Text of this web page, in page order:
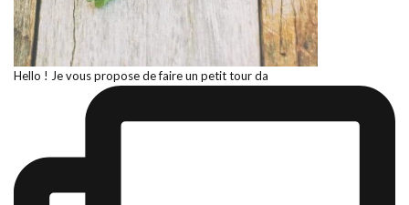
Hello ! Je vous propose de faire un petit tour da